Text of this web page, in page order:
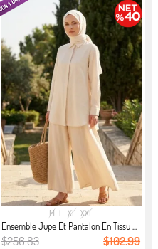
M L XL XXL
Ensemble Jupe Et Pantalon En Tissu ...
$256.83 $102.99